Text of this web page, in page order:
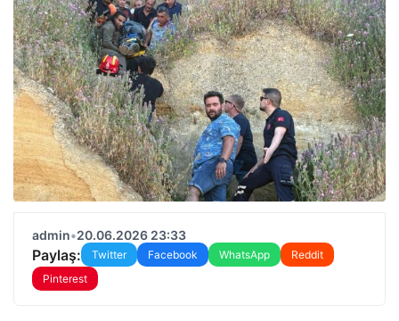
admin•20.06.2026 23:33
Paylaş: Twitter Facebook WhatsApp
Reddit
Pinterest